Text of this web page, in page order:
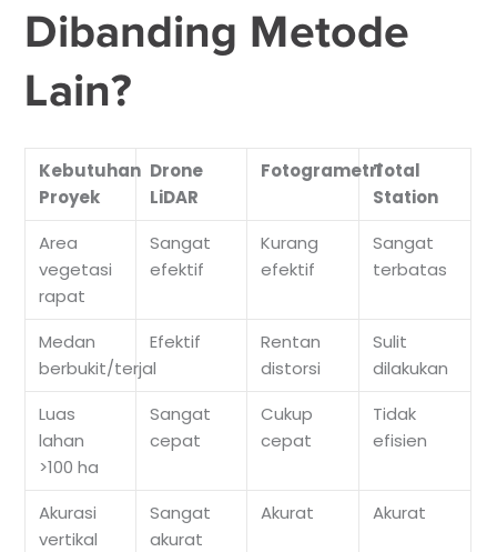
Dibanding Metode
Lain?
Kebutuhan
Proyek
Drone
LiDAR
FotogrametriTotal
Station
Area
vegetasi
rapat
Sangat
efektif
Kurang
efektif
Sangat
terbatas
Medan
berbukit/terjal
Efektif
Rentan
distorsi
Sulit
dilakukan
Luas
lahan
>100 ha
Sangat
cepat
Cukup
cepat
Tidak
efisien
Akurasi
vertikal
Sangat
akurat
Akurat Akurat